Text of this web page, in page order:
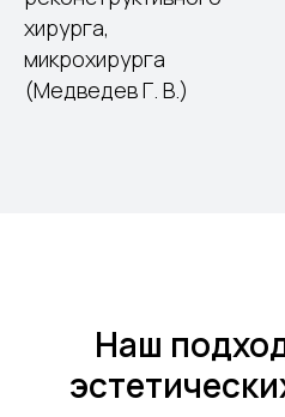
хирурга,
микрохирурга
(Медведев Г. В.)
Наш